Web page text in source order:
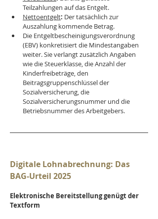
Teilzahlungen auf das Entgelt.
Nettoentgelt: Der tatsächlich zur
Auszahlung kommende Betrag.
Die Entgeltbescheinigungsverordnung
(EBV) konkretisiert die Mindestangaben
weiter. Sie verlangt zusätzlich Angaben
wie die Steuerklasse, die Anzahl der
Kinderfreibeträge, den
Beitragsgruppenschlüssel der
Sozialversicherung, die
Sozialversicherungsnummer und die
Betriebsnummer des Arbeitgebers.
Digitale Lohnabrechnung: Das
BAG-Urteil 2025
Elektronische Bereitstellung genügt der
Textform